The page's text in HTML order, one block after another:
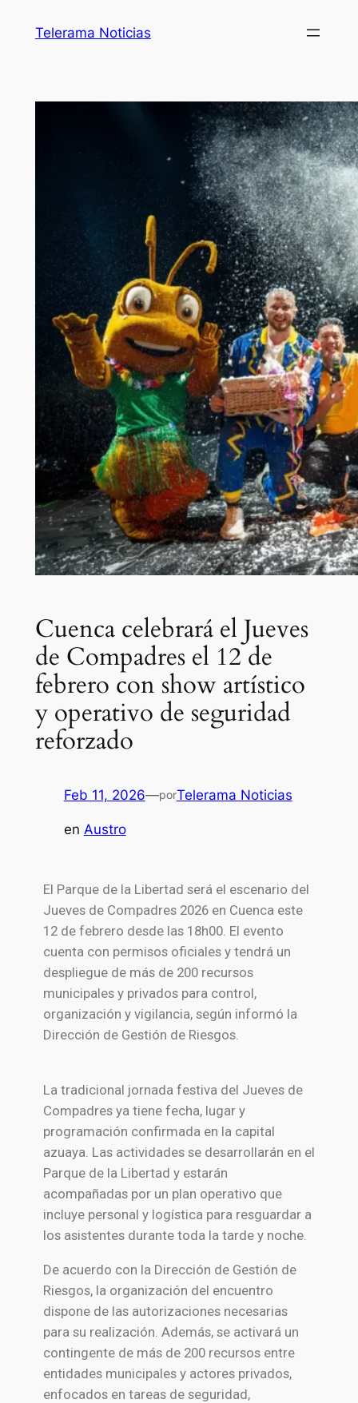
Telerama Noticias
Cuenca celebrará el Jueves
de Compadres el 12 de
febrero con show artístico
y operativo de seguridad
reforzado
Feb 11, 2026—porTelerama Noticias
en Austro
El Parque de la Libertad será el escenario del
Jueves de Compadres 2026 en Cuenca este
12 de febrero desde las 18h00. El evento
cuenta con permisos oficiales y tendrá un
despliegue de más de 200 recursos
municipales y privados para control,
organización y vigilancia, según informó la
Dirección de Gestión de Riesgos.
La tradicional jornada festiva del Jueves de
Compadres ya tiene fecha, lugar y
programación confirmada en la capital
azuaya. Las actividades se desarrollarán en el
Parque de la Libertad y estarán
acompañadas por un plan operativo que
incluye personal y logística para resguardar a
los asistentes durante toda la tarde y noche.
De acuerdo con la Dirección de Gestión de
Riesgos, la organización del encuentro
dispone de las autorizaciones necesarias
para su realización. Además, se activará un
contingente de más de 200 recursos entre
entidades municipales y actores privados,
enfocados en tareas de seguridad,